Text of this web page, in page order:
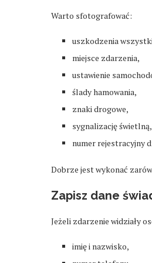
Warto sfotografować:
uszkodzenia
miejsce zdarzenia,
ustawienie
ślady hamowania,
znaki drogowe,
sygnalizację świetlną,
numer rejestracyjny
Dobrze jest wykonać
Zapisz dane
Jeżeli zdarzenie widziały
imię i nazwisko,